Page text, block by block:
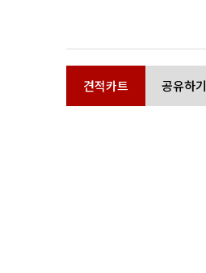
견적카트 공유하기